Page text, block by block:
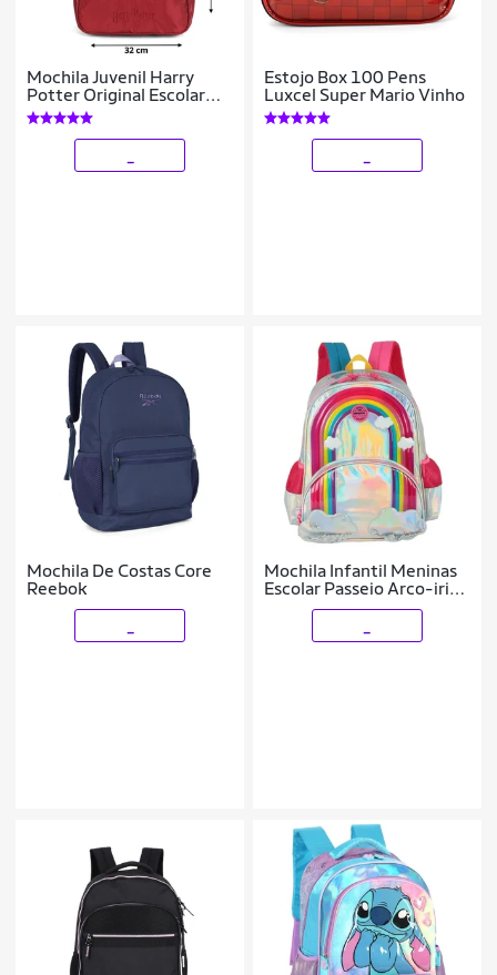
Mochila Juvenil Harry
Potter Original Escolar
Faculdade
Estojo Box 100 Pens
Luxcel Super Mario Vinho
Mochila De Costas Core
Reebok
Mochila Infantil Meninas
Escolar Passeio Arco-iris
Up4you